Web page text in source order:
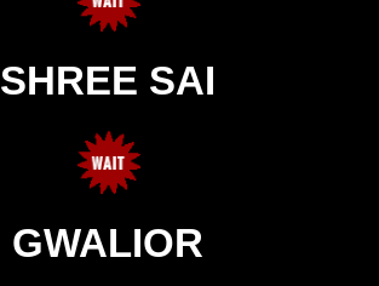
SHREE SAI
GWALIOR